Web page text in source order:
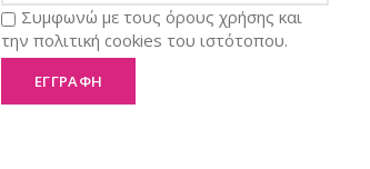
Συμφωνώ με τους όρους χρήσης και
την πολιτική cookies του ιστότοπου.